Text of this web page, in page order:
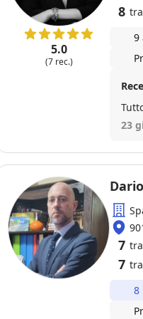
5.0
(7 rec.)
8
9
23
7
7
8